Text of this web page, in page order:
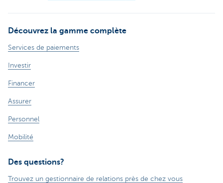
Découvrez la gamme complète
Services de paiements
Investir
Financer
Assurer
Personnel
Mobilité
Des questions?
Trouvez un gestionnaire de relations près de chez vous